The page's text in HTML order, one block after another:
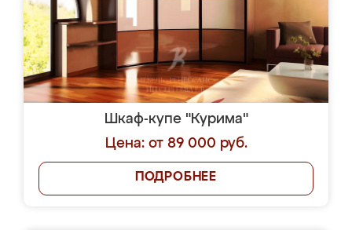
Шкаф-купе "Курима"
Цена: от 89 000 руб.
ПОДРОБНЕЕ